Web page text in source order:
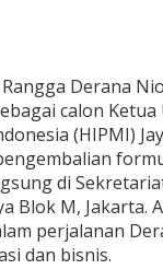
Rangga Derana
calon
(HIPMI)
di
Blok M, Jakarta.
perjalanan
dan bisnis.